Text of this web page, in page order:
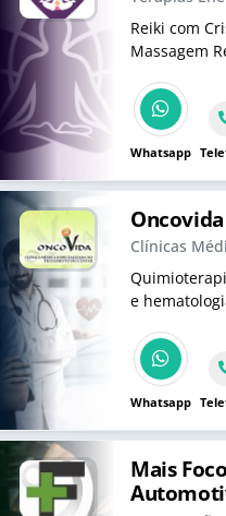
Reiki com
Massagem
Healing.
Palestras
horário.
Whatsapp
Oncovida
Clínicas
e
Whatsapp
Mais